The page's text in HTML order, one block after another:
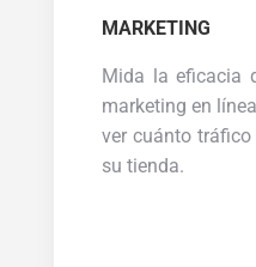
MARKETING
Mida la eficacia
marketing en
ver cuánto
su tienda.